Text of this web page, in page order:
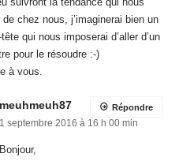
Bonjour,
Ce jeu existe. Il s’agit de “Terra
Aventura”.
Bonne fin de journée.
de vue, mais j’aimerai revenir sur
Répondre